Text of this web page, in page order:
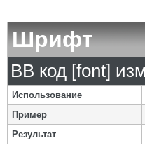
Шрифт
BB код [font]
Использование
Пример
Результат